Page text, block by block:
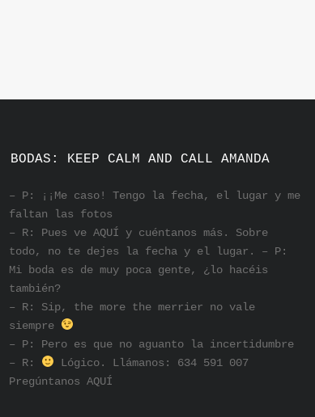
BODAS: KEEP CALM AND CALL AMANDA
– P: ¡¡Me caso! Tengo la fecha, el lugar y me
faltan las fotos
– R: Pues ve AQUÍ y cuéntanos más. Sobre
todo, no te dejes la fecha y el lugar. – P:
Mi boda es de muy poca gente, ¿lo hacéis
también?
– R: Sip, the more the merrier no vale
siempre
– P: Pero es que no aguanto la incertidumbre
– R:
Lógico. Llámanos: 634 591 007
PregúntanosAQUÍ